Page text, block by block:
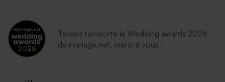
Tadaaz remporte le Wedding awards 2026
de mariage.net, merci à vous !